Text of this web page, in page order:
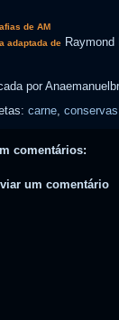
de AM
adaptada de
por
carne, conservas
comentários:
um comentário